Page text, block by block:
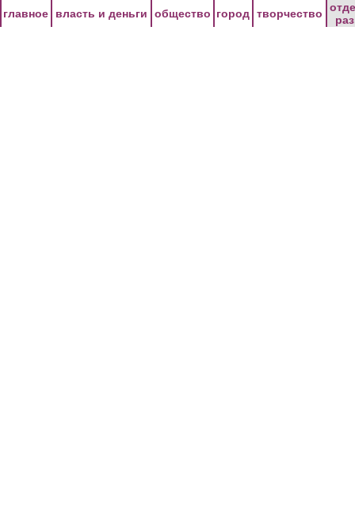
главное власть и деньги общество город творчество